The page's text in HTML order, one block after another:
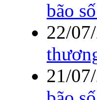
bão
22/
21/